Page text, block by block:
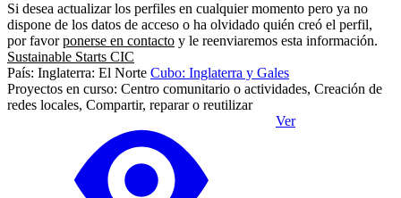
Si desea actualizar los perfiles en cualquier momento pero ya no
dispone de los datos de acceso o ha olvidado quién creó el perfil,
por favorponerse en contacto y le reenviaremos esta información.
Sustainable Starts CIC
País: Inglaterra: El Norte Cubo: Inglaterra y Gales
Proyectos en curso: Centro comunitario o actividades, Creación de
redes locales, Compartir, reparar o reutilizar
Ver